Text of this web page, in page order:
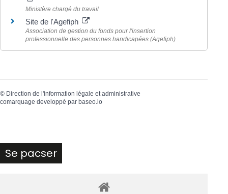
Ministère chargé du travail
Site de l'Agefiph
Association de gestion du fonds pour l'insertion
professionnelle des personnes handicapées (Agefiph)
© Direction de l'information légale et administrative
comarquage developpé par baseo.io
Se pacser